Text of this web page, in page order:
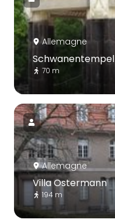
Allemagne
Schwanentempel
70 m
Allemagne
Villa Ostermann
194 m